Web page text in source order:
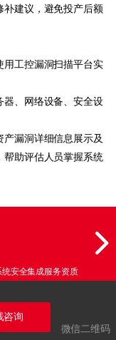
建议，避免投产后额
用工控漏洞扫描平台实
器、网络设备、安全设
漏洞详细信息展示及
帮助评估人员掌握系统
统安全集成服务资质
微信二维码
咨询